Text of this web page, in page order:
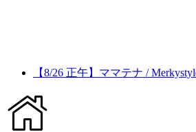
【8/26 正午】ママテナ /